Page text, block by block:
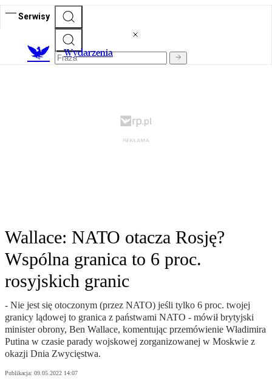
Serwisy
Wydarzenia
Wallace: NATO otacza Rosję?
Wspólna granica to 6 proc.
rosyjskich granic
- Nie jest się otoczonym (przez NATO) jeśli tylko 6 proc. twojej
granicy lądowej to granica z państwami NATO - mówił brytyjski
minister obrony, Ben Wallace, komentując przemówienie Władimira
Putina w czasie parady wojskowej zorganizowanej w Moskwie z
okazji Dnia Zwycięstwa.
Publikacja: 09.05.2022 14:07